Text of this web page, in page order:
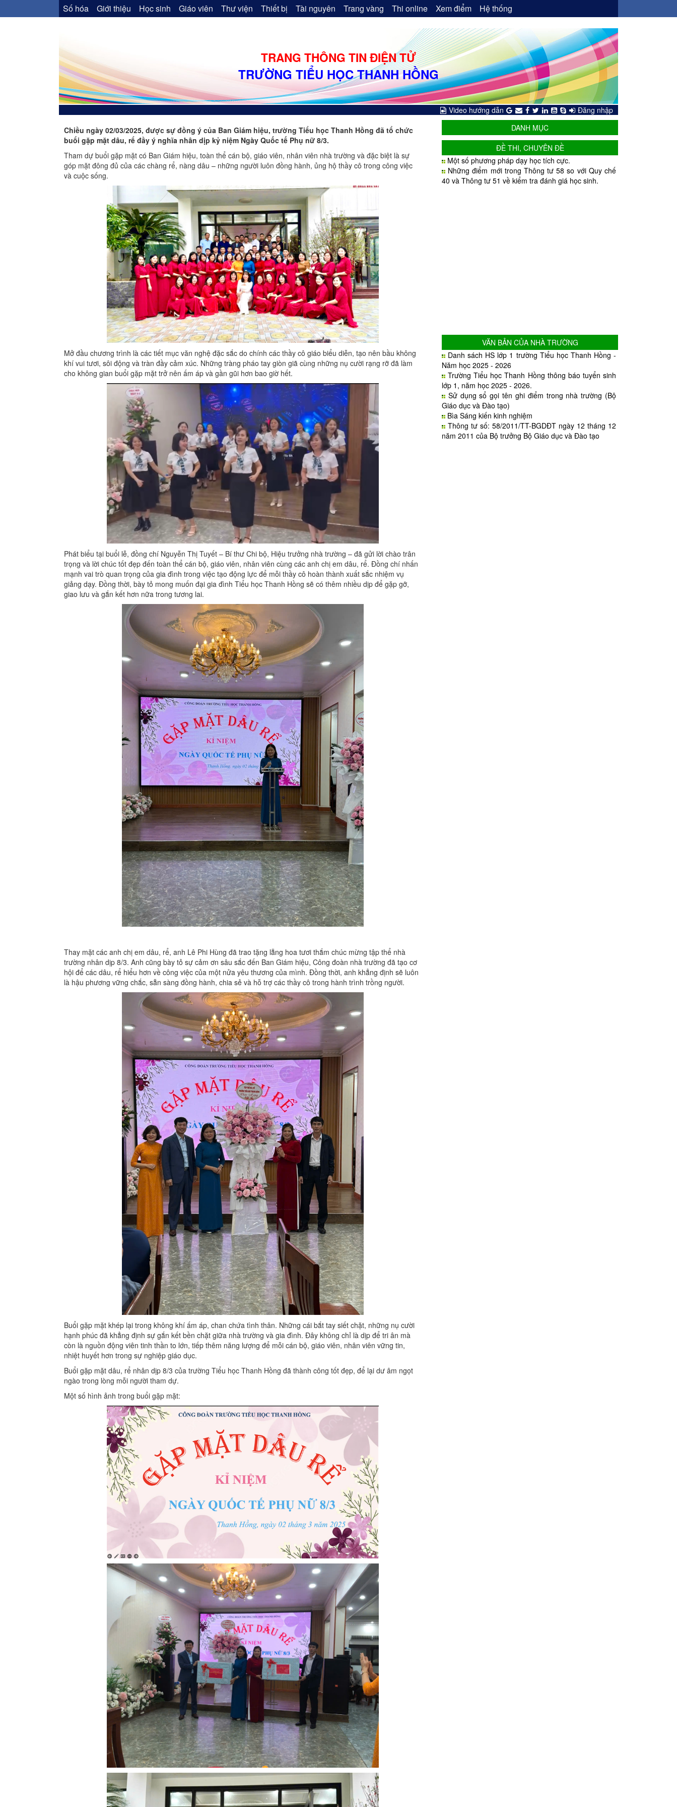
Số hóa Giới thiệu Học sinh Giáo viên Thư viện Thiết bị Tài nguyên Trang vàng Thi online Xem điểm Hệ thống
TRANG THÔNG TIN ĐIỆN TỬ
TRƯỜNG TIỂU HỌC THANH HỒNG
Video hướng dẫn
Đăng nhập
Chiều ngày 02/03/2025, được sự đồng ý của Ban Giám hiệu, trường Tiểu học Thanh Hồng đã tổ chức
buổi gặp mặt dâu, rể đầy ý nghĩa nhân dịp kỷ niệm Ngày Quốc tế Phụ nữ 8/3.
Tham dự buổi gặp mặt có Ban Giám hiệu, toàn thể cán bộ, giáo viên, nhân viên nhà trường và đặc biệt là sự
góp mặt đông đủ của các chàng rể, nàng dâu – những người luôn đồng hành, ủng hộ thầy cô trong công việc
và cuộc sống.
Mở đầu chương trình là các tiết mục văn nghệ đặc sắc do chính các thầy cô giáo biểu diễn, tạo nên bầu không
khí vui tươi, sôi động và tràn đầy cảm xúc. Những tràng pháo tay giòn giã cùng những nụ cười rạng rỡ đã làm
cho không gian buổi gặp mặt trở nên ấm áp và gần gũi hơn bao giờ hết.
Phát biểu tại buổi lễ, đồng chí Nguyễn Thị Tuyết – Bí thư Chi bộ, Hiệu trưởng nhà trường – đã gửi lời chào trân
trọng và lời chúc tốt đẹp đến toàn thể cán bộ, giáo viên, nhân viên cùng các anh chị em dâu, rể. Đồng chí nhấn
mạnh vai trò quan trọng của gia đình trong việc tạo động lực để mỗi thầy cô hoàn thành xuất sắc nhiệm vụ
giảng dạy. Đồng thời, bày tỏ mong muốn đại gia đình Tiểu học Thanh Hồng sẽ có thêm nhiều dịp để gặp gỡ,
giao lưu và gắn kết hơn nữa trong tương lai.
Thay mặt các anh chị em dâu, rể, anh Lê Phi Hùng đã trao tặng lẵng hoa tươi thắm chúc mừng tập thể nhà
trường nhân dịp 8/3. Anh cũng bày tỏ sự cảm ơn sâu sắc đến Ban Giám hiệu, Công đoàn nhà trường đã tạo cơ
hội để các dâu, rể hiểu hơn về công việc của một nửa yêu thương của mình. Đồng thời, anh khẳng định sẽ luôn
là hậu phương vững chắc, sẵn sàng đồng hành, chia sẻ và hỗ trợ các thầy cô trong hành trình trồng người.
Buổi gặp mặt khép lại trong không khí ấm áp, chan chứa tình thân. Những cái bắt tay siết chặt, những nụ cười
hạnh phúc đã khẳng định sự gắn kết bền chặt giữa nhà trường và gia đình. Đây không chỉ là dịp để tri ân mà
còn là nguồn động viên tinh thần to lớn, tiếp thêm năng lượng để mỗi cán bộ, giáo viên, nhân viên vững tin,
nhiệt huyết hơn trong sự nghiệp giáo dục.
Buổi gặp mặt dâu, rể nhân dịp 8/3 của trường Tiểu học Thanh Hồng đã thành công tốt đẹp, để lại dư âm ngọt
ngào trong lòng mỗi người tham dự.
Một số hình ảnh trong buổi gặp mặt:
DANH MỤC
ĐỀ THI, CHUYÊN ĐỀ
Một số phương pháp dạy học tích cực.
Những điểm mới trong Thông tư 58 so với Quy chế
40 và Thông tư 51 về kiểm tra đánh giá học sinh.
VĂN BẢN CỦA NHÀ TRƯỜNG
Danh sách HS lớp 1 trường Tiểu học Thanh Hồng -
Năm học 2025 - 2026
Trường Tiểu học Thanh Hồng thông báo tuyển sinh
lớp 1, năm học 2025 - 2026.
Sử dụng sổ gọi tên ghi điểm trong nhà trường (Bộ
Giáo dục và Đào tạo)
Bìa Sáng kiến kinh nghiệm
Thông tư số: 58/2011/TT-BGDĐT ngày 12 tháng 12
năm 2011 của Bộ trưởng Bộ Giáo dục và Đào tạo